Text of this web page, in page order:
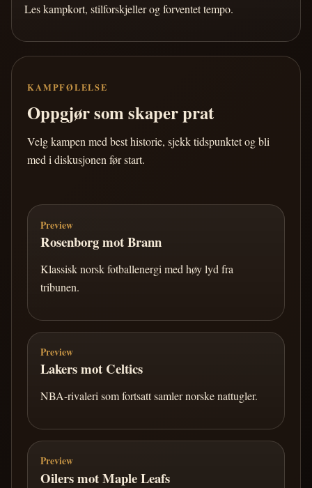
Les kampkort, stilforskjeller og forventet tempo.
KAMPFØLELSE
Oppgjør som skaper prat
Velg kampen med best historie, sjekk tidspunktet og bli
med i diskusjonen før start.
Preview
Rosenborg mot Brann
Klassisk norsk fotballenergi med høy lyd fra
tribunen.
Preview
Lakers mot Celtics
NBA-rivaleri som fortsatt samler norske nattugler.
Preview
Oilers mot Maple Leafs